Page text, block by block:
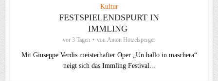
Kultur
FESTSPIELENDSPURT IN
IMMLING
vor 3 Tagen von Anton Hötzelsperger
Mit Giuseppe Verdis meisterhafter Oper „Un ballo in maschera“
neigt sich das Immling Festival...